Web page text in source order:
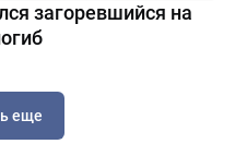
загоревшийся на
еще